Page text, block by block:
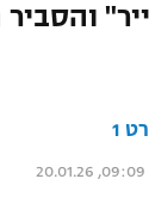
1